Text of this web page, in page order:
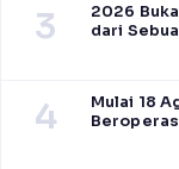
3
2026
dari
4
Mulai 18